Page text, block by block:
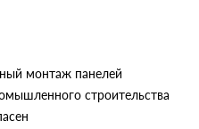
монтаж панелей
строительства